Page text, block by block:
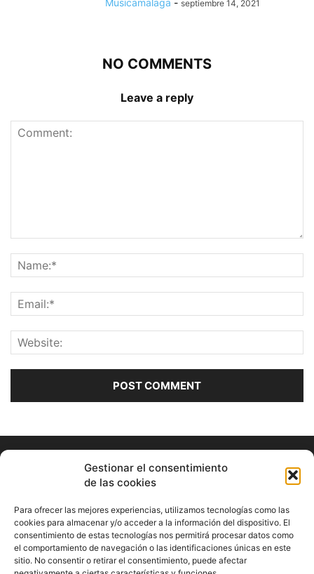
Gestionar el consentimiento
de las cookies
Para ofrecer las mejores experiencias, utilizamos tecnologías como las
cookies para almacenar y/o acceder a la información del dispositivo. El
consentimiento de estas tecnologías nos permitirá procesar datos como
el comportamiento de navegación o las identificaciones únicas en este
sitio. No consentir o retirar el consentimiento, puede afectar
Musicamalaga - septiembre 14, 2021
NO COMMENTS
Leave a reply
ABOUT US